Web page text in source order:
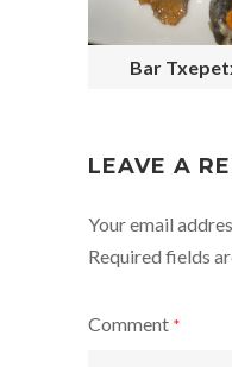
Bar
LEAVE A
Your email
Required fields
Comment *